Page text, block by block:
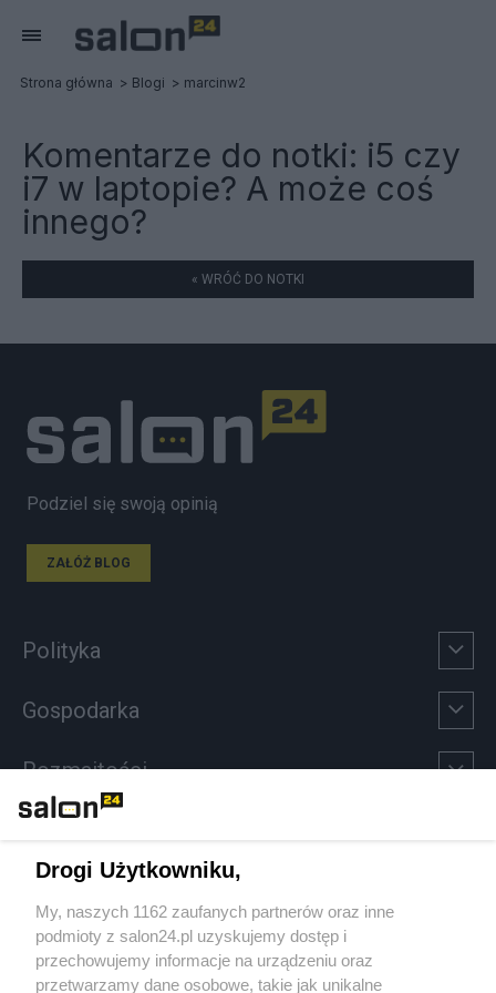
Strona główna Blogi marcinw2
Komentarze do notki: i5 czy
i7 w laptopie? A może coś
innego?
« WRÓĆ DO NOTKI
Podziel się swoją opinią
ZAŁÓŻ BLOG
Polityka
Gospodarka
Rozmaitości
Sport
Społeczeństwo
Drogi Użytkowniku,
My, naszych 1162 zaufanych partnerów oraz inne
podmioty z salon24.pl uzyskujemy dostęp i
przechowujemy informacje na urządzeniu oraz
przetwarzamy dane osobowe, takie jak unikalne